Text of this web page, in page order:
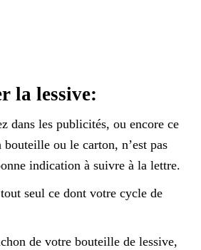
la lessive:
dans les publicités, ou encore ce
ou le carton, n’est pas
indication à suivre à la lettre.
seul ce dont votre cycle de
de votre bouteille de lessive,